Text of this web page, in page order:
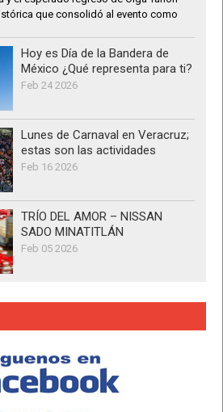
que consolidó al evento como
Hoy es Día de la Bandera de
México ¿Qué representa para ti?
Feb 24 2026
Lunes de Carnaval en Veracruz;
estas son las actividades
Feb 16 2026
TRÍO DEL AMOR – NISSAN
SADO MINATITLÁN
Feb 05 2026